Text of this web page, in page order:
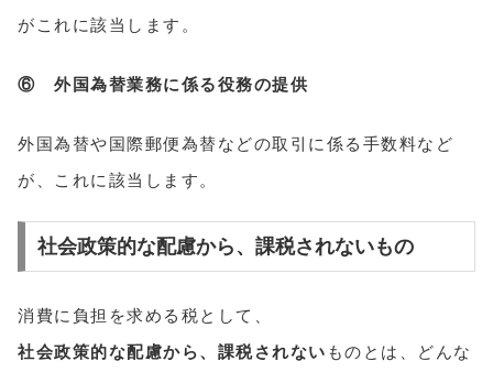
がこれに該当します。
⑥ 外国為替業務に係る役務の提供
外国為替や国際郵便為替などの取引に係る手数料など
が、これに該当します。
社会政策的な配慮から、課税されないもの
消費に負担を求める税として、
社会政策的な配慮から、課税されない ものとは、どんな